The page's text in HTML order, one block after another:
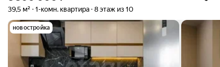
39,5 м² 1-комн. квартира 8 этаж из 10
новостройка